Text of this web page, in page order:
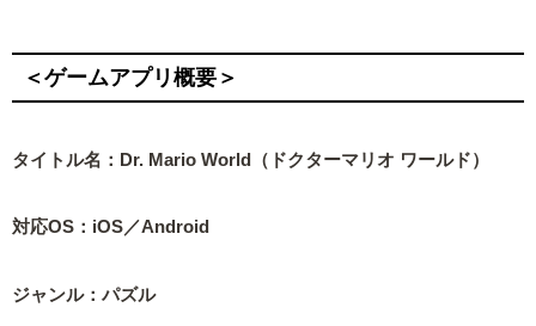
＜ゲームアプリ概要＞
タイトル名：Dr. Mario World（ドクターマリオ ワールド）
対応OS：iOS／Android
ジャンル：パズル